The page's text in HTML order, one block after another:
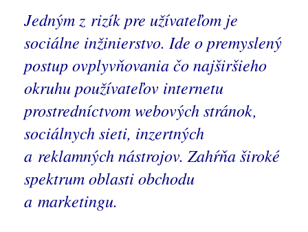
Jedným z rizík pre užívateľom je
sociálne inžinierstvo. Ide o premyslený
postup ovplyvňovania čo najširšieho
okruhu používateľov internetu
prostredníctvom webových stránok,
sociálnych sieti, inzertných
a reklamných nástrojov. Zahŕňa široké
spektrum oblasti obchodu
a marketingu.